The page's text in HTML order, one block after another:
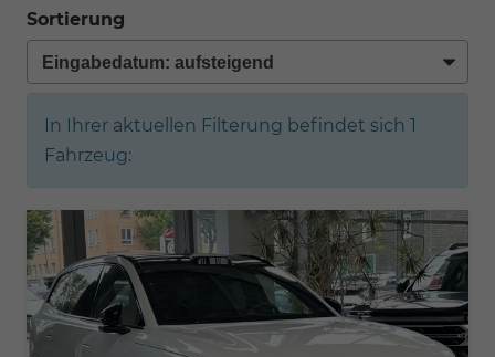
Sortierung
In Ihrer aktuellen Filterung befindet sich 1
Fahrzeug: